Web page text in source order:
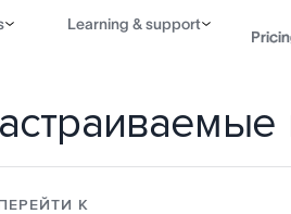
Learning & support
ПЕРЕЙТИ К